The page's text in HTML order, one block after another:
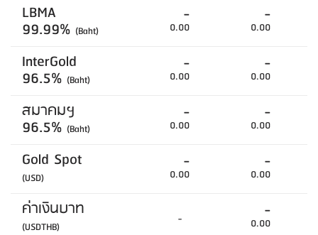
LBMA
99.99% (Baht)
-
0.00
-
0.00
InterGold
96.5% (Baht)
-
0.00
-
0.00
สมาคมฯ
96.5% (Baht)
-
0.00
-
0.00
Gold Spot
(USD)
-
0.00
-
0.00
ค่าเงินบาท
(USDTHB) - -
0.00